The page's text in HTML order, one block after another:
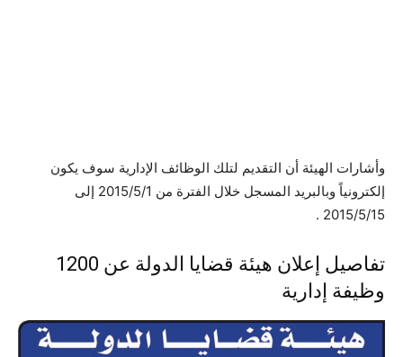
وأشارات الهيئة أن التقديم لتلك الوظائف الإدارية سوف يكون
إلكترونياً وبالبريد المسجل خلال الفترة من 2015/5/1 إلى
2015/5/15 .
تفاصيل إعلان هيئة قضايا الدولة عن 1200
وظيفة إدارية